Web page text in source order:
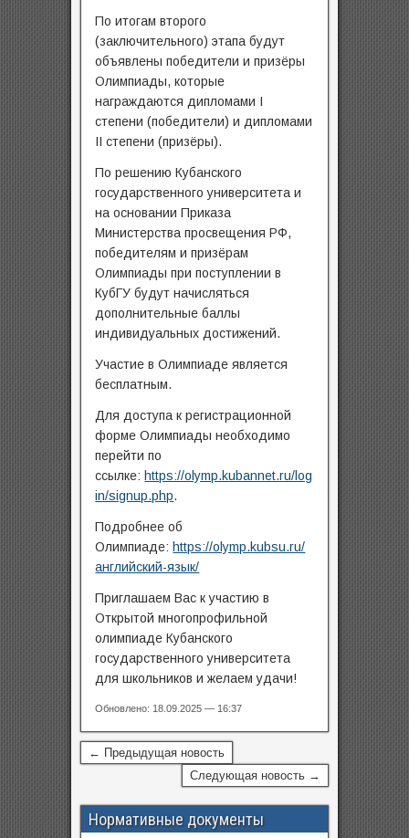
По итогам второго
(заключительного) этапа будут
объявлены победители и призёры
Олимпиады, которые
награждаются дипломами I
степени (победители) и дипломами
II степени (призёры).
По решению Кубанского
государственного университета и
на основании Приказа
Министерства просвещения РФ,
победителям и призёрам
Олимпиады при поступлении в
КубГУ будут начисляться
дополнительные баллы
индивидуальных достижений.
Участие в Олимпиаде является
бесплатным.
Для доступа к регистрационной
форме Олимпиады необходимо
перейти по
ссылке:https://olymp.kubannet.ru/log
in/signup.php.
Подробнее об
Олимпиаде:https://olymp.kubsu.ru/
английский-язык/
Приглашаем Вас к участию в
Открытой многопрофильной
олимпиаде Кубанского
государственного университета
для школьников и желаем удачи!
Обновлено: 18.09.2025 — 16:37
← Предыдущая новость
Следующая новость →
Нормативные документы